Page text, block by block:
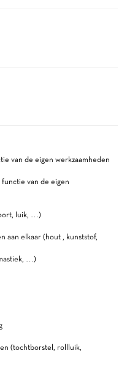
van de eigen werkzaamheden
van de eigen
luik, …)
aan elkaar (hout , kunststof,
…)
(tochtborstel, rollluik,